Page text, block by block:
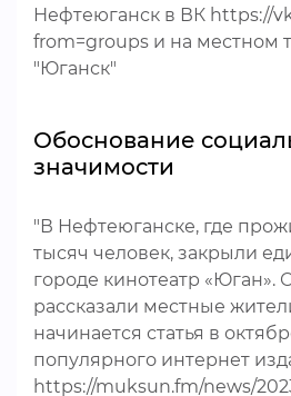
Нефтеюганск в ВК https://
from=groups и на местном
"Юганск"
Обоснование
значимости
"В Нефтеюганске, где
тысяч человек, закрыли
городе кинотеатр «Юган».
рассказали местные
начинается статья в
популярного интернет
https://muksun.fm/news/